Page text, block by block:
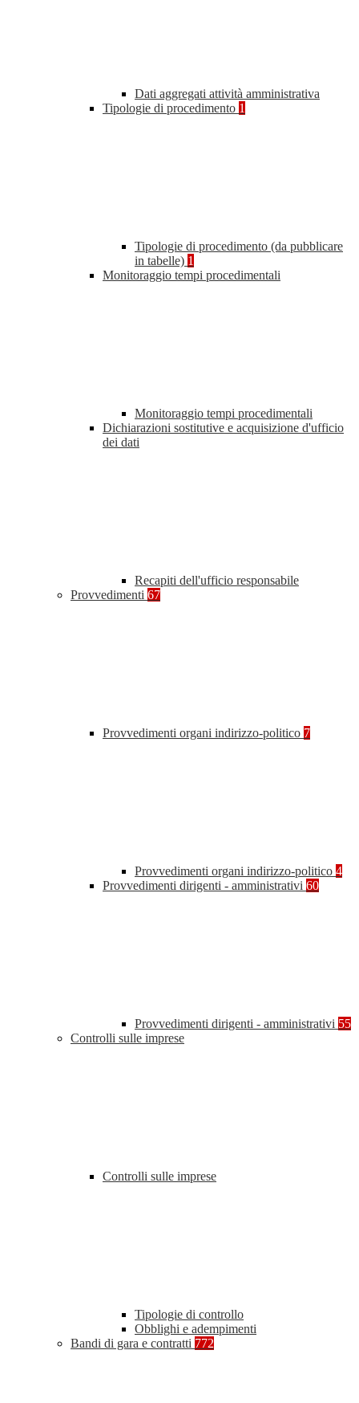
Dati aggregati attività amministrativa
Tipologie di procedimento 1
Tipologie di procedimento (da pubblicare
in tabelle) 1
Monitoraggio tempi procedimentali
Monitoraggio tempi procedimentali
Dichiarazioni sostitutive e acquisizione d'ufficio
dei dati
Recapiti dell'ufficio responsabile
Provvedimenti 67
Provvedimenti organi indirizzo-politico 7
Provvedimenti organi indirizzo-politico 4
Provvedimenti dirigenti - amministrativi 60
Provvedimenti dirigenti - amministrativi 55
Controlli sulle imprese
Controlli sulle imprese
Tipologie di controllo
Obblighi e adempimenti
Bandi di gara e contratti 772